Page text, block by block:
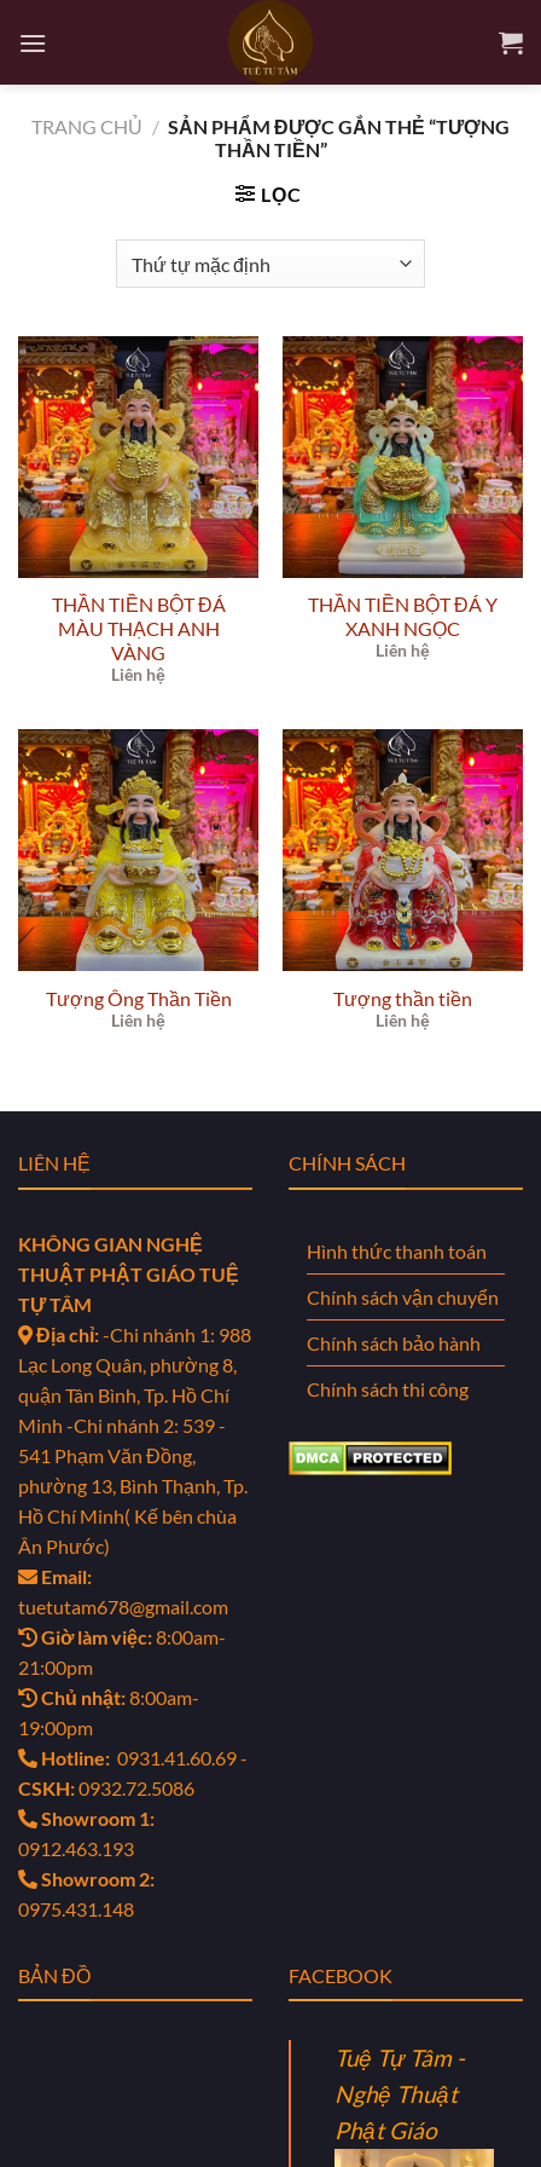
qua
TRANG CHỦ / SẢN PHẨM ĐƯỢC GẮN THẺ “TƯỢNG
THẦN TIỀN”
LỌC
THẦN TIỀN BỘT ĐÁ
MÀU THẠCH ANH
VÀNG
Liên hệ
THẦN TIỀN BỘT ĐÁ Y
XANH NGỌC
Liên hệ
Tượng Ông Thần Tiền
Liên hệ
Tượng thần tiền
Liên hệ
LIÊN HỆ
KHÔNG GIAN NGHỆ
THUẬT PHẬT GIÁO TUỆ
TỰ TÂM
Địa chỉ:-Chi nhánh 1: 988
Lạc Long Quân, phường 8,
quận Tân Bình, Tp. Hồ Chí
Minh -Chi nhánh 2: 539 -
541 Phạm Văn Đồng,
phường 13, Bình Thạnh, Tp.
Hồ Chí Minh( Kế bên chùa
Ân Phước)
Email:
tuetutam678@gmail.com
Giờ làm việc:8:00am-
21:00pm
Chủ nhật:8:00am-
19:00pm
Hotline: 0931.41.60.69 -
CSKH:0932.72.5086
Showroom 1:
0912.463.193
Showroom 2:
0975.431.148
CHÍNH SÁCH
Hình thức thanh toán
Chính sách vận chuyển
Chính sách bảo hành
Chính sách thi công
BẢN ĐỒ FACEBOOK
Tuệ Tự Tâm -
Nghệ Thuật
Phật Giáo